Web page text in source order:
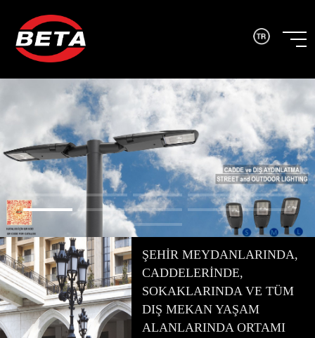
ŞEHİR MEYDANLARINDA,
CADDELERİNDE,
SOKAKLARINDA VE TÜM
DIŞ MEKAN YAŞAM
ALANLARINDA ORTAMI